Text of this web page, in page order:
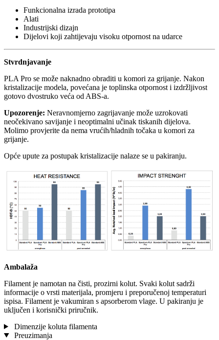
Funkcionalna izrada prototipa
Alati
Industrijski dizajn
Dijelovi koji zahtijevaju visoku otpornost na udarce
Stvrdnjavanje
PLA Pro se može naknadno obraditi u komori za grijanje. Nakon
kristalizacije modela, povećana je toplinska otpornost i izdržljivost
gotovo dvostruko veća od ABS-a.
Upozorenje: Neravnomjerno zagrijavanje može uzrokovati
neočekivano savijanje i neoptimalni učinak tiskanih dijelova.
Molimo provjerite da nema vrućih/hladnih točaka u komori za
grijanje.
Opće upute za postupak kristalizacije nalaze se u pakiranju.
Ambalaža
Filament je namotan na čisti, prozirni kolut. Svaki kolut sadrži
informacije o vrsti materijala, promjeru i preporučenoj temperaturi
ispisa. Filament je vakumiran s apsorberom vlage. U pakiranju je
uključen i korisnički priručnik.
Dimenzije koluta filamenta
Preuzimanja